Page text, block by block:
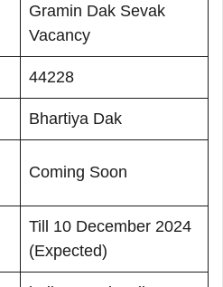
Gramin Dak Sevak
Vacancy
44228
Bhartiya Dak
Coming Soon
Till 10 December 2024
(Expected)